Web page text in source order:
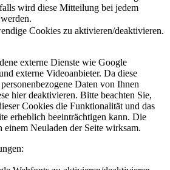
wird diese Mitteilung bei jedem
Cookies zu aktivieren/deaktivieren.
externe Dienste wie Google
externe Videoanbieter. Da diese
Daten von Ihnen
hier deaktivieren. Bitte beachten Sie,
Cookies die Funktionalität und das
erheblich beeinträchtigen kann. Die
einem Neuladen der Seite wirksam.